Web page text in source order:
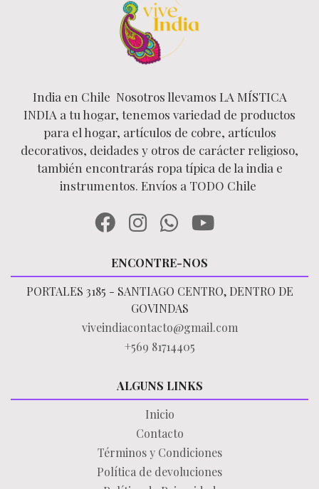
India en Chile Nosotros llevamos LA MÍSTICA
INDIA a tu hogar, tenemos variedad de productos
para el hogar, artículos de cobre, artículos
decorativos, deidades y otros de carácter religioso,
también encontrarás ropa típica de la india e
instrumentos. Envíos a TODO Chile
ENCONTRE-NOS
PORTALES 3185 - SANTIAGO CENTRO, DENTRO DE
GOVINDAS
viveindiacontacto@gmail.com
+569 81714405
ALGUNS LINKS
Inicio
Contacto
Términos y Condiciones
Política de devoluciones